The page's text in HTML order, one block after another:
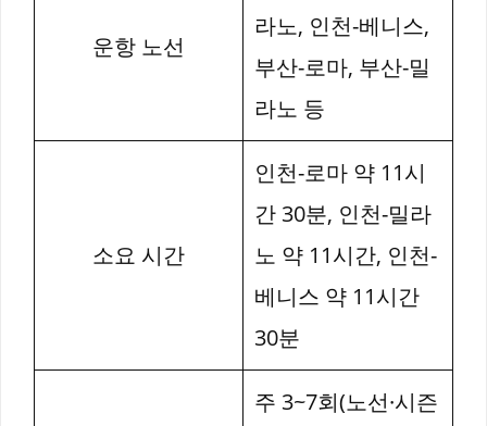
운항 노선
라노, 인천-베니스,
부산-로마, 부산-밀
라노 등
소요 시간
인천-로마 약 11시
간 30분, 인천-밀라
노 약 11시간, 인천-
베니스 약 11시간
30분
주 3~7회(노선·시즌